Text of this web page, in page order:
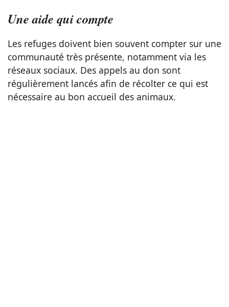
Une aide qui compte
Les refuges doivent bien souvent compter sur une
communauté très présente, notamment via les
réseaux sociaux. Des appels au don sont
régulièrement lancés afin de récolter ce qui est
nécessaire au bon accueil des animaux.